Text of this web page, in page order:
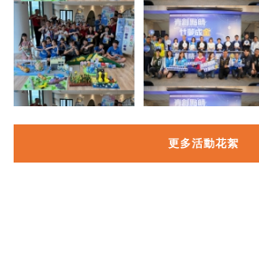
更多活動花絮